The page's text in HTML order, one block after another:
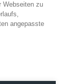
Webseiten zu
angepasste